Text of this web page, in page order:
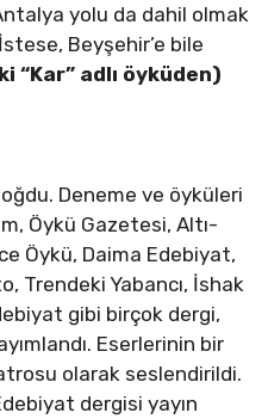
yolu da dahil olmak
Beyşehir’e bile
“Kar” adlı öyküden)
Deneme ve öyküleri
Öykü Gazetesi, Altı-
Öykü, Daima Edebiyat,
Trendeki Yabancı, İshak
gibi birçok dergi,
Eserlerinin bir
olarak seslendirildi.
dergisi yayın